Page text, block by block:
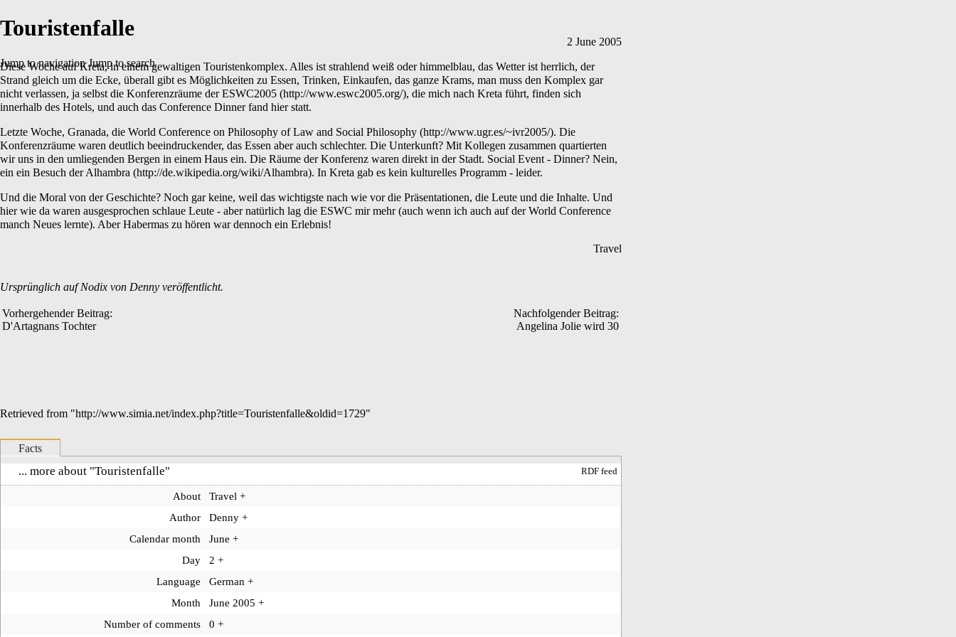
Touristenfalle
Jump to navigation Jump to search
2 June 2005
Diese Woche auf Kreta, in einem gewaltigen Touristenkomplex. Alles ist strahlend weiß oder himmelblau, das Wetter ist herrlich, der
Strand gleich um die Ecke, überall gibt es Möglichkeiten zu Essen, Trinken, Einkaufen, das ganze Krams, man muss den Komplex gar
nicht verlassen, ja selbst die Konferenzräume derESWC2005
, die mich nach Kreta führt, finden sich
innerhalb des Hotels, und auch das Conference Dinner fand hier statt.
Letzte Woche, Granada, die World Conference on Philosophy of Law and Social Philosophy
. Die
Konferenzräume waren deutlich beeindruckender, das Essen aber auch schlechter. Die Unterkunft? Mit Kollegen zusammen quartierten
wir uns in den umliegenden Bergen in einem Haus ein. Die Räume der Konferenz waren direkt in der Stadt. Social Event - Dinner? Nein,
ein ein Besuch derAlhambra . In Kreta gab es kein kulturelles Programm - leider.
Und die Moral von der Geschichte? Noch gar keine, weil das wichtigste nach wie vor die Präsentationen, die Leute und die Inhalte. Und
hier wie da waren ausgesprochen schlaue Leute - aber natürlich lag die ESWC mir mehr (auch wenn ich auch auf der World Conference
manch Neues lernte). Aber Habermas zu hören war dennoch ein Erlebnis!
Travel
Ursprünglich aufNodix von Denny veröffentlicht.
Vorhergehender Beitrag:
D'Artagnans Tochter
Nachfolgender Beitrag:
Angelina Jolie wird 30
Retrieved from "http://www.simia.net/index.php?title=Touristenfalle&oldid=1729"
Facts
... more about "Touristenfalle" RDF feed
About Travel +
Author
Denny +
Calendar month
June +
Day
2+
Language
German +
Month
June 2005 +
Number of comments
0+